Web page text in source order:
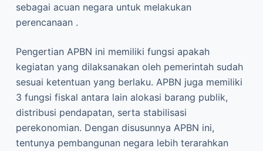
sebagai acuan negara untuk melakukan
perencanaan .
Pengertian APBN ini memiliki fungsi apakah
kegiatan yang dilaksanakan oleh pemerintah sudah
sesuai ketentuan yang berlaku. APBN juga memiliki
3 fungsi fiskal antara lain alokasi barang publik,
distribusi pendapatan, serta stabilisasi
perekonomian. Dengan disusunnya APBN ini,
tentunya pembangunan negara lebih terarahkan